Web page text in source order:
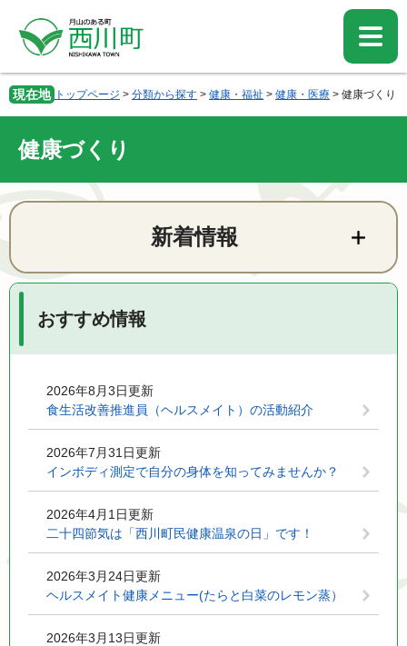
先
頭
す。
を
飛
本
へ
現在地 トップページ > 分類から探す > 健康・福祉 > 健康・医療 > 健康づくり
健康づくり
本
新着情報
おすすめ情報
2026年8月3日更新
食生活改善推進員（ヘルスメイト）の活動紹介
2026年7月31日更新
インボディ測定で自分の身体を知ってみませんか？
2026年4月1日更新
二十四節気は「西川町民健康温泉の日」です！
2026年3月24日更新
ヘルスメイト健康メニュー(たらと白菜のレモン蒸）
2026年3月13日更新